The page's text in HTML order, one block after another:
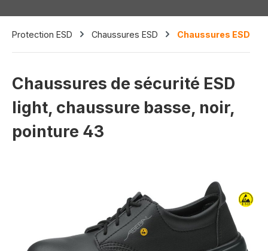
Protection ESD Chaussures ESD Chaussures ESD
Chaussures de sécurité ESD
light, chaussure basse, noir,
pointure 43